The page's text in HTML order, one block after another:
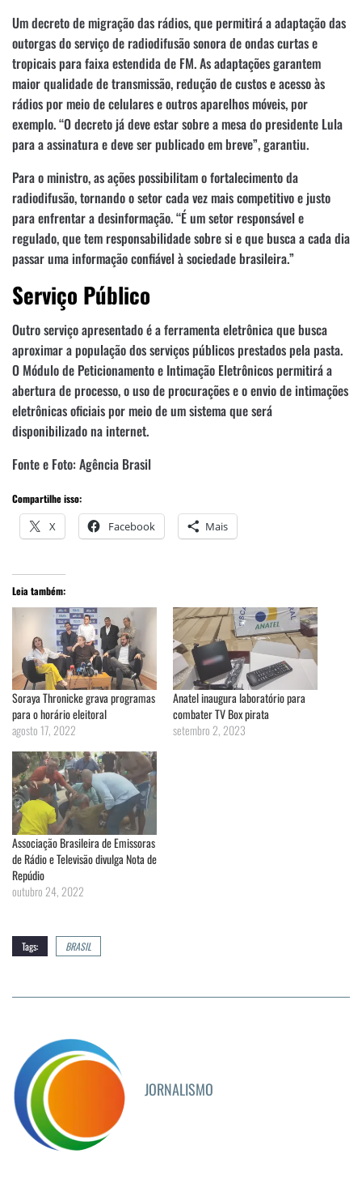
Um decreto de migração das rádios, que permitirá a adaptação das
outorgas do serviço de radiodifusão sonora de ondas curtas e
tropicais para faixa estendida de FM. As adaptações garantem
maior qualidade de transmissão, redução de custos e acesso às
rádios por meio de celulares e outros aparelhos móveis, por
exemplo. “O decreto já deve estar sobre a mesa do presidente Lula
para a assinatura e deve ser publicado em breve”, garantiu.
Para o ministro, as ações possibilitam o fortalecimento da
radiodifusão, tornando o setor cada vez mais competitivo e justo
para enfrentar a desinformação. “É um setor responsável e
regulado, que tem responsabilidade sobre si e que busca a cada dia
passar uma informação confiável à sociedade brasileira.”
Serviço Público
Outro serviço apresentado é a ferramenta eletrônica que busca
aproximar a população dos serviços públicos prestados pela pasta.
O Módulo de Peticionamento e Intimação Eletrônicos permitirá a
abertura de processo, o uso de procurações e o envio de intimações
eletrônicas oficiais por meio de um sistema que será
disponibilizado na internet.
Fonte e Foto: Agência Brasil
Compartilhe isso:
X Facebook Mais
Leia também:
Soraya Thronicke grava programas
para o horário eleitoral
agosto 17, 2022
Anatel inaugura laboratório para
combater TV Box pirata
setembro 2, 2023
Associação Brasileira de Emissoras
de Rádio e Televisão divulga Nota de
Repúdio
outubro 24, 2022
Tags: BRASIL
JORNALISMO